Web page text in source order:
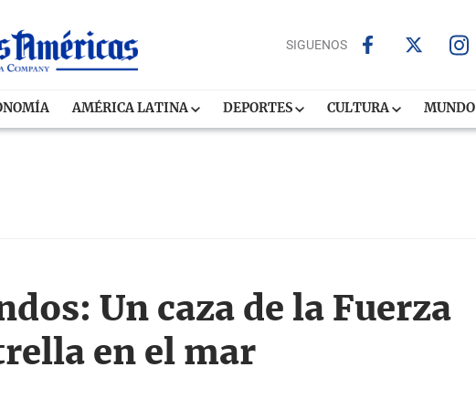
SIGUENOS
AMÉRICA LATINA DEPORTES CULTURA MUNDO
Un caza de la Fuerza
en el mar